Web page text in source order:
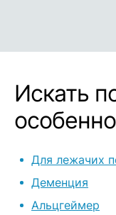
Искать
Для лежачих
Деменция
Альцгеймер